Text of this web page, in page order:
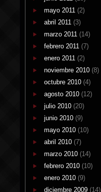
mayo 2011 (2)
abril 2011 (3)
marzo 2011 (14)
febrero 2011 (7)
enero 2011 (2)
noviembre 2010 (8)
octubre 2010 (4)
agosto 2010 (12)
julio 2010 (20)
junio 2010 (9)
mayo 2010 (10)
abril 2010 (7)
marzo 2010 (14)
febrero 2010 (10)
enero 2010 (9)
diciembre 2009 (14)